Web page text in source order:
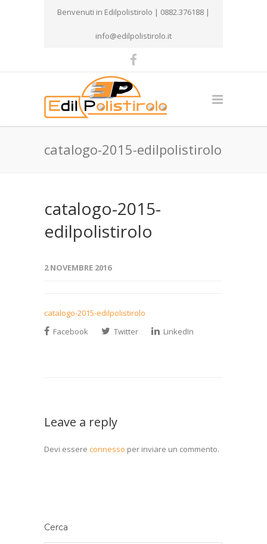
Benvenuti in Edilpolistirolo | 0882.376188 |
info@edilpolistirolo.it
catalogo-2015-edilpolistirolo
catalogo-2015-
edilpolistirolo
2 NOVEMBRE 2016
catalogo-2015-edilpolistirolo
Facebook
Twitter LinkedIn
Leave a reply
Devi essere connesso per inviare un commento.
Cerca